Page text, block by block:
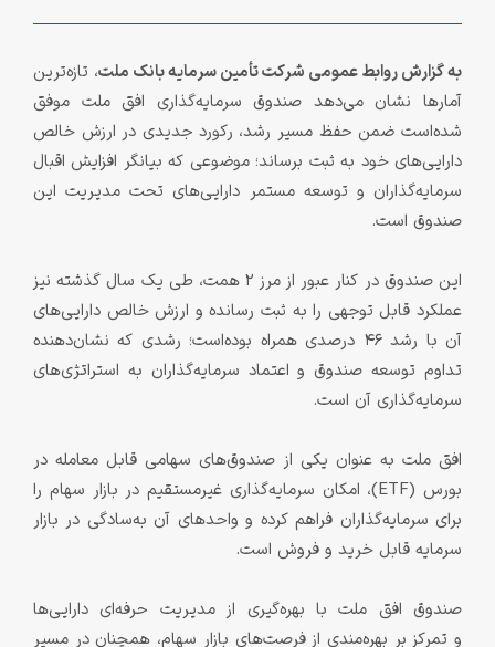
به گزارش روابط عمومی شرکت تأمین سرمایه بانک ملت، تازه‌ترین
آمارها نشان می‌دهد صندوق سرمایه‌گذاری افق ملت موفق
شده‌است ضمن حفظ مسیر رشد، رکورد جدیدی در ارزش خالص
دارایی‌های خود به ثبت برساند؛ موضوعی که بیانگر افزایش اقبال
سرمایه‌گذاران و توسعه مستمر دارایی‌های تحت مدیریت این
صندوق است.
این صندوق در کنار عبور از مرز ۲ همت، طی یک سال گذشته نیز
عملکرد قابل توجهی را به ثبت رسانده و ارزش خالص دارایی‌های
آن با رشد ۴۶ درصدی همراه بوده‌است؛ رشدی که نشان‌دهنده
تداوم توسعه صندوق و اعتماد سرمایه‌گذاران به استراتژی‌های
سرمایه‌گذاری آن است.
افق ملت به عنوان یکی از صندوق‌های سهامی قابل معامله در
بورس (ETF)، امکان سرمایه‌گذاری غیرمستقیم در بازار سهام را
برای سرمایه‌گذاران فراهم کرده و واحدهای آن به‌سادگی در بازار
سرمایه قابل خرید و فروش است.
صندوق افق ملت با بهره‌گیری از مدیریت حرفه‌ای دارایی‌ها
و تمرکز بر بهره‌مندی از فرصت‌های بازار سهام، همچنان در مسیر